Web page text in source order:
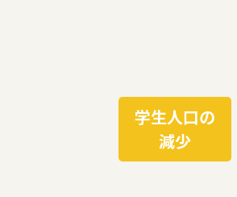
学生人口の
減少